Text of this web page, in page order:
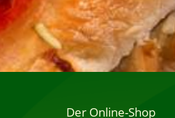
Der Online-Shop